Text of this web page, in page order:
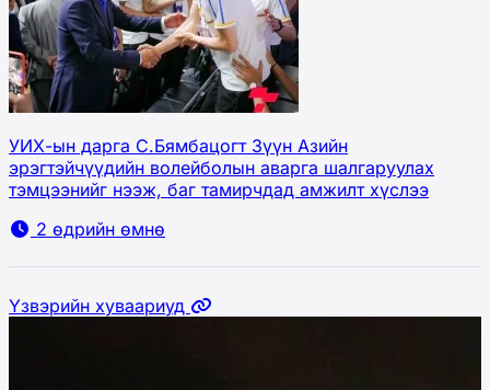
УИХ-ын дарга С.Бямбацогт Зүүн Азийн
эрэгтэйчүүдийн волейболын аварга шалгаруулах
тэмцээнийг нээж, баг тамирчдад амжилт хүслээ
2 өдрийн өмнө
Үзвэрийн хуваариуд